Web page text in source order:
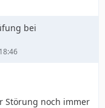
bei
Störung noch immer